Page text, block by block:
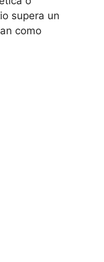
supera un
como